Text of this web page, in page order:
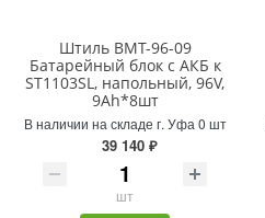
Штиль BMT-96-09
Батарейный блок с АКБ к
ST1103SL, напольный, 96V,
9Ah*8шт
В наличии на складе г. Уфа 0 шт
39 140 ₽
шт